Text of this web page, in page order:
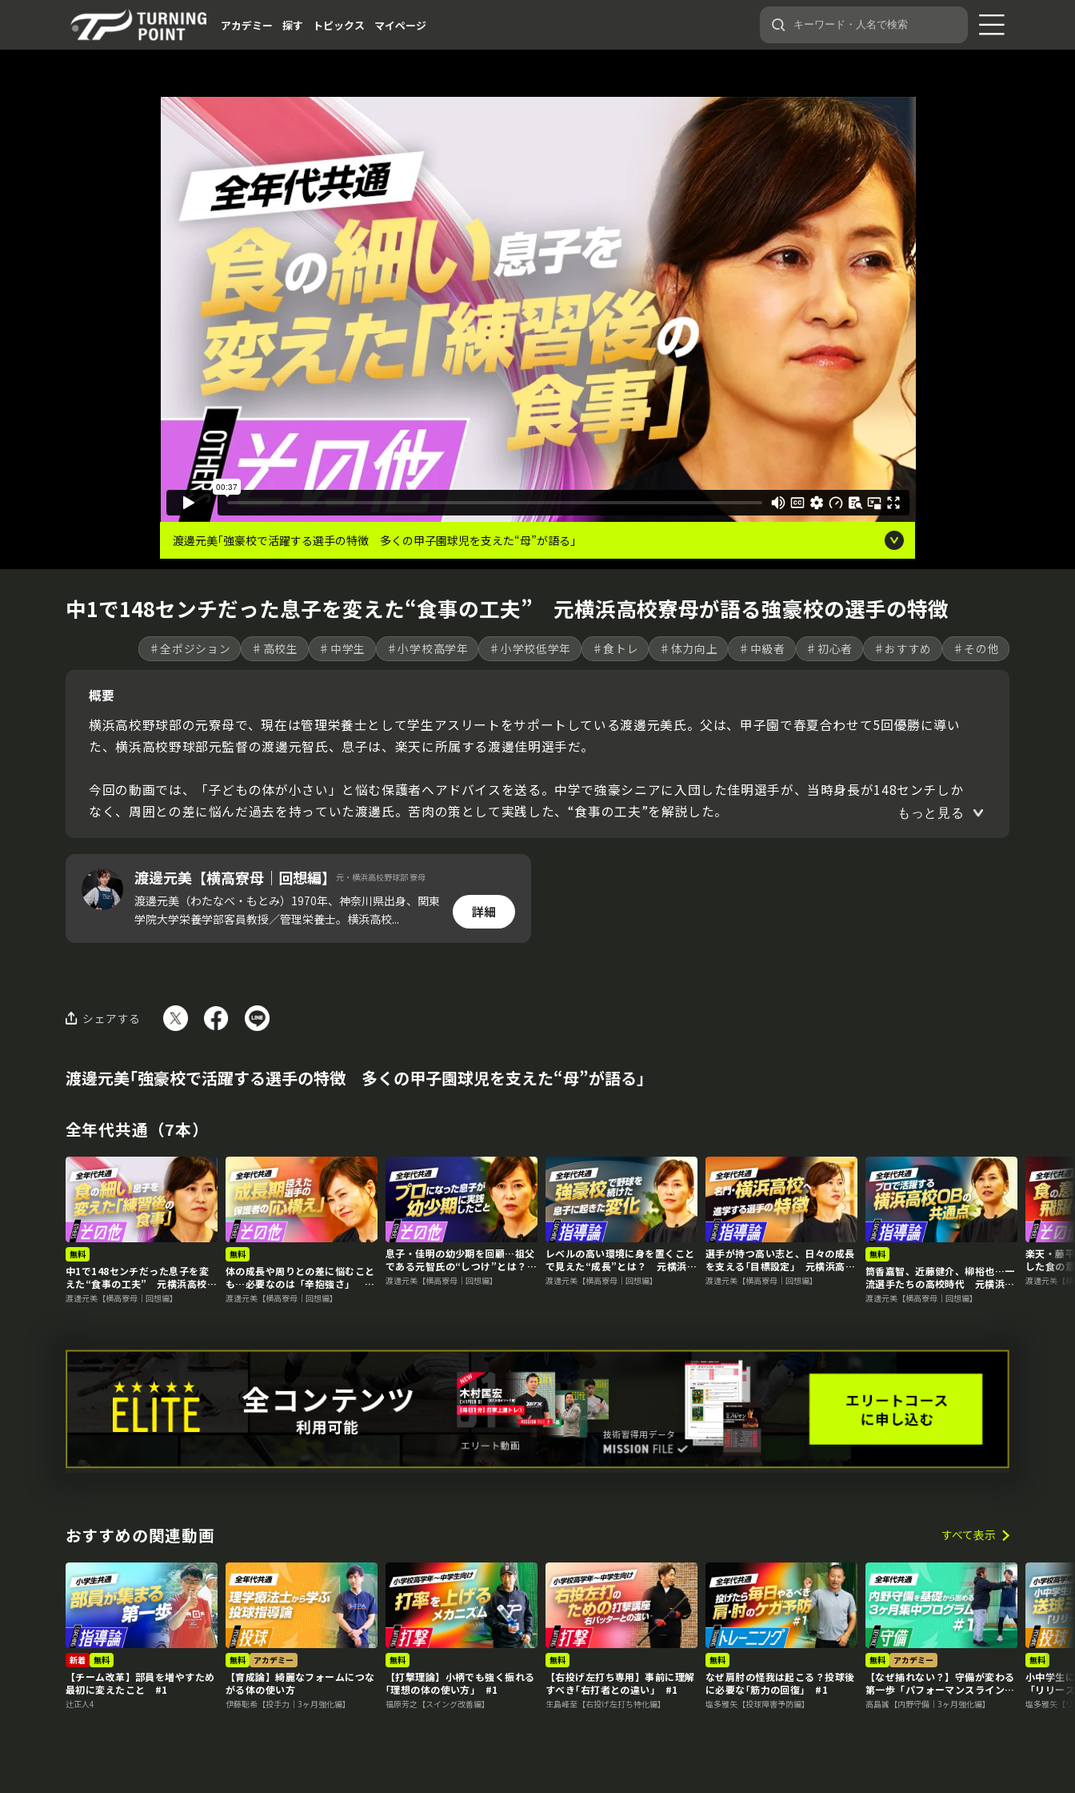
アカデミー 探す トピックス マイページ
渡邊元美｢強豪校で活躍する選手の特徴 多くの甲子園球児を支えた“母”が語る｣
中1で148センチだった息子を変えた“食事の工夫” 元横浜高校寮母が語る強豪校の選手の特徴
♯全ポジション ♯高校生 ♯中学生 ♯小学校高学年 ♯小学校低学年 ♯食トレ ♯体力向上 ♯中級者 ♯初心者 ♯おすすめ ♯その他
概要
横浜高校野球部の元寮母で、現在は管理栄養士として学生アスリートをサポートしている渡邊元美氏。父は、甲子園で春夏合わせて5回優勝に導い
た、横浜高校野球部元監督の渡邊元智氏、息子は、楽天に所属する渡邊佳明選手だ。
今回の動画では、「子どもの体が小さい」と悩む保護者へアドバイスを送る。中学で強豪シニアに入団した佳明選手が、当時身長が148センチしか
なく、周囲との差に悩んだ過去を持っていた渡邊氏。苦肉の策として実践した、“食事の工夫”を解説した。
もっと見る
渡邊元美【横高寮母｜回想編】 元・横浜高校野球部 寮母
渡邊元美（わたなべ・もとみ）1970年、神奈川県出身、関東
学院大学栄養学部客員教授／管理栄養士。横浜高校...
詳細
シェアする
渡邊元美｢強豪校で活躍する選手の特徴 多くの甲子園球児を支えた“母”が語る｣
全年代共通（7本）
再生中
無料
中1で148センチだった息子を変
えた“食事の工夫” 元横浜高校寮
母が語る強豪校の選手の特徴
渡邊元美【横高寮母｜回想編】
無料
体の成長や周りとの差に悩むこと
も…必要なのは「辛抱強さ」 元
横浜高校寮母が語る強豪校の選手
渡邊元美【横高寮母｜回想編】
息子・佳明の幼少期を回顧…祖父
である元智氏の“しつけ”とは？
元横浜高校寮母が語る強豪校の選
渡邊元美【横高寮母｜回想編】
レベルの高い環境に身を置くこと
で見えた“成長”とは？ 元横浜高
校寮母が語る強豪校の選手の特徴
渡邊元美【横高寮母｜回想編】
選手が持つ高い志と、日々の成長
を支える｢目標設定｣ 元横浜高校
寮母が語る強豪校の選手の特徴
渡邊元美【横高寮母｜回想編】
無料
筒香嘉智、近藤健介、柳裕也…一
流選手たちの高校時代 元横浜高
校寮母が語る強豪校の選手の特徴
渡邊元美【横高寮母｜回想編】
楽天・藤
した食の
高校寮母
渡邊元美【
おすすめの関連動画 すべて表示
新着 無料
【チーム改革】部員を増やすため
最初に変えたこと #1
辻正人4
無料 アカデミー
【育成論】綺麗なフォームにつな
がる体の使い方
伊藤聡希【投手力｜3ヶ月強化編】
無料
【打撃理論】小柄でも強く振れる
｢理想の体の使い方｣ #1
福原芳之【スイング改善編】
無料
【右投げ左打ち専用】事前に理解
すべき｢右打者との違い｣ #1
生島峰至【右投げ左打ち特化編】
無料
なぜ肩肘の怪我は起こる？投球後
に必要な｢筋力の回復｣ #1
塩多雅矢【投球障害予防編】
無料 アカデミー
【なぜ捕れない？】守備が変わる
第一歩「パフォーマンスラインチ
ェック」 #1
高島誠【内野守備｜3ヶ月強化編】
無料
小中学生
「リリー
塩多雅矢【